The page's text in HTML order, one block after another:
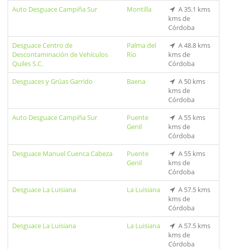
Auto Desguace Campiña Sur
Montilla
A 35.1 kms
kms de
Córdoba
Desguace Centro de
Descontaminación de Vehículos
Quiles S.C.
Palma del
Río
A 48.8 kms
kms de
Córdoba
Desguaces y Grúas Garrido
Baena
A 50 kms
kms de
Córdoba
Auto Desguace Campiña Sur
Puente
Genil
A 55 kms
kms de
Córdoba
Desguace Manuel Cuenca Cabeza
Puente
Genil
A 55 kms
kms de
Córdoba
Desguace La Luisiana
La Luisiana
A 57.5 kms
kms de
Córdoba
Desguace La Luisiana
La Luisiana
A 57.5 kms
kms de
Córdoba